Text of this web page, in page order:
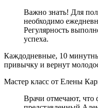
Важно знать! Для
необходимо
Регулярность
успеха.
Каждодневные, 10
привычку и вернут
Мастер класс от Елены
Врачи отмечают, что